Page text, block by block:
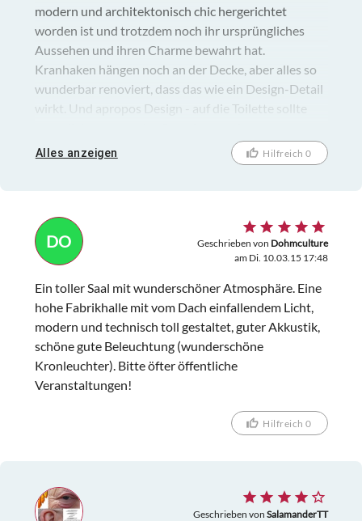
modern und architektonisch chic hergerichtet
worden ist und trotzdem noch ihr ursprüngliches
Aussehen und ihren Charme bewahrt hat.
Kranhaken hängen noch an der Decke, aber alles so
wunderbar renoviert, dass das wie ein Design-Detail
wirkt. Und apropos Design - auf die Toilette sollte
geschwungen und mit Fliesen wie in einer
Saunalandschaft, die Waschbecken als schräge
und ist eine ideale Ergänzung - schafft Platz für
Empfang, Garderobe und "Bistro mit Stehtischen".
Rundum gelungen - wir waren bestimmt nicht das
letzte Mal dort.
Alles anzeigen Hilfreich 0
DO Geschrieben von Dohmculture
am Di. 10.03.15 17:48
Ein toller Saal mit wunderschöner Atmosphäre. Eine
hohe Fabrikhalle mit vom Dach einfallendem Licht,
modern und technisch toll gestaltet, guter Akkustik,
schöne gute Beleuchtung (wunderschöne
Kronleuchter). Bitte öfter öffentliche
Veranstaltungen!
Hilfreich 0
Geschrieben von SalamanderTT